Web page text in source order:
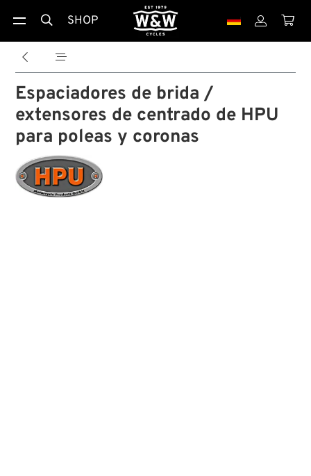
 SHOP  
 
Espaciadores de brida /
extensores de centrado de HPU
para poleas y coronas